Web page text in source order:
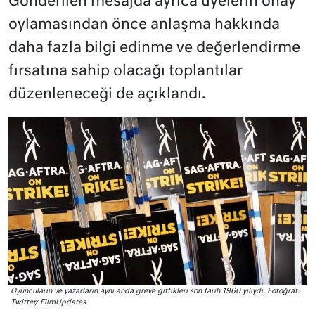
oylamasından önce anlaşma hakkında
daha fazla bilgi edinme ve değerlendirme
fırsatına sahip olacağı toplantılar
düzenleneceği de açıklandı.
Oyuncuların ve yazarların aynı anda greve gittikleri son tarih 1960 yılıydı. Fotoğraf:
Twitter/ FilmUpdates